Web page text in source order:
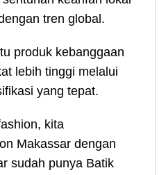
tren global.
produk kebanggaan
lebih tinggi melalui
yang tepat.
kita
Makassar dengan
sudah punya Batik